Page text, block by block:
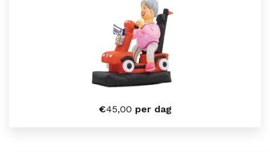
€45,00 per dag